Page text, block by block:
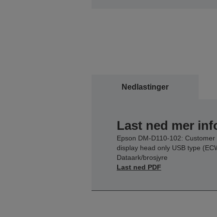
Nedlastinger
Last ned mer
Epson DM-D110-102: Customer
display head only USB type
Dataark/brosjyre
Last ned PDF